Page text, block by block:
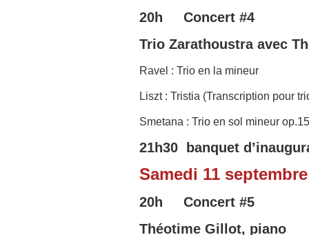
20h Concert #4
Trio Zarathoustra avec
Ravel : Trio en la mineur
Liszt : Tristia (Transcription pour
Smetana : Trio en sol mineur op.15
21h30 banquet
Samedi 11 septembre
20h Concert #5
Théotime Gillot, piano